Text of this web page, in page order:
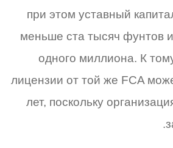
при этом уставный
меньше ста тысяч фунтов
одного миллиона. К
лицензии от той же FCA
лет, поскольку